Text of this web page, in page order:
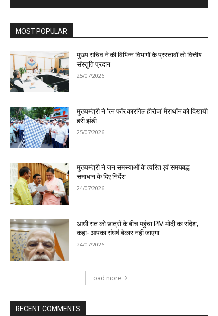
MOST POPULAR
मुख्य सचिव ने की विभिन्न विभागों के प्रस्तावों को वित्तीय
संस्तुति प्रदान
25/07/2026
मुख्यमंत्री ने ‘रन फॉर कारगिल हीरोज’ मैराथॉन को दिखायी
हरी झंडी
25/07/2026
मुख्यमंत्री ने जन समस्याओं के त्वरित एवं समयबद्ध
समाधान के दिए निर्देश
24/07/2026
आधी रात को छात्रों के बीच पहुंचा PM मोदी का संदेश,
कहा- आपका संघर्ष बेकार नहीं जाएगा
24/07/2026
Load more
RECENT COMMENTS